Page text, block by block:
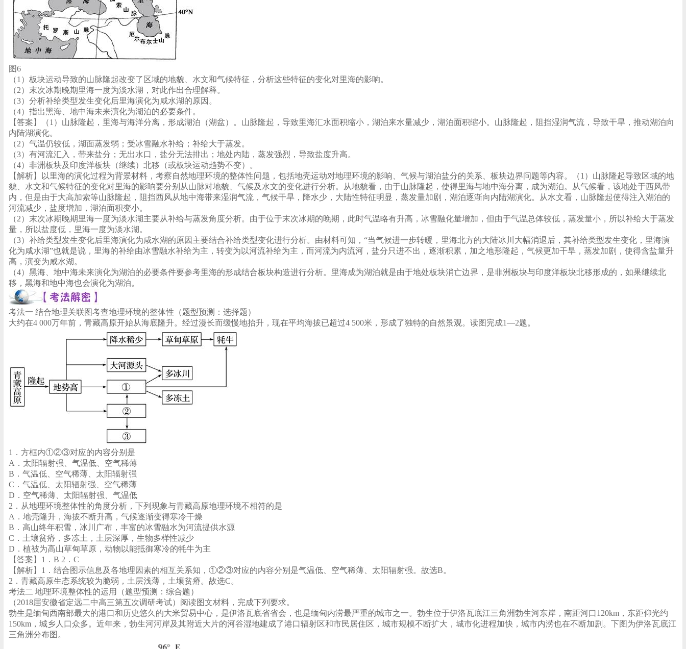
图6
（1）板块运动导致的山脉隆起改变了区域的地貌、水文和气候特征，分析这些特征的变化对里海的影响。
（2）末次冰期晚期里海一度为淡水湖，对此作出合理解释。
（3）分析补给类型发生变化后里海演化为咸水湖的原因。
（4）指出黑海、地中海未来演化为湖泊的必要条件。
【答案】（1）山脉隆起，里海与海洋分离，形成湖泊（湖盆）。山脉隆起，导致里海汇水面积缩小，湖泊来水量减少，湖泊面积缩小。山脉隆起，阻挡湿润气流，导致干旱，推动湖泊向
内陆湖演化。
（2）气温仍较低，湖面蒸发弱；受冰雪融水补给；补给大于蒸发。
（3）有河流汇入，带来盐分；无出水口，盐分无法排出；地处内陆，蒸发强烈，导致盐度升高。
（4）非洲板块及印度洋板块（继续）北移（或板块运动趋势不变）。
【解析】以里海的演化过程为背景材料，考察自然地理环境的整体性问题，包括地壳运动对地理环境的影响、气候与湖泊盐分的关系、板块边界问题等内容。（1）山脉隆起导致区域的地
貌、水文和气候特征的变化对里海的影响要分别从山脉对地貌、气候及水文的变化进行分析。从地貌看，由于山脉隆起，使得里海与地中海分离，成为湖泊。从气候看，该地处于西风带
内，但是由于大高加索等山脉隆起，阻挡西风从地中海带来湿润气流，气候干旱，降水少，大陆性特征明显，蒸发量加剧，湖泊逐渐向内陆湖演化。从水文看，山脉隆起使得注入湖泊的
河流减少，盐度增加，湖泊面积变小。
（2）末次冰期晚期里海一度为淡水湖主要从补给与蒸发角度分析。由于位于末次冰期的晚期，此时气温略有升高，冰雪融化量增加，但由于气温总体较低，蒸发量小，所以补给大于蒸发
量，所以盐度低，里海一度为淡水湖。
（3）补给类型发生变化后里海演化为咸水湖的原因主要结合补给类型变化进行分析。由材料可知，“当气候进一步转暖，里海北方的大陆冰川大幅消退后，其补给类型发生变化，里海演
化为咸水湖”也就是说，里海的补给由冰雪融水补给为主，转变为以河流补给为主，而河流为内流河，盐分只进不出，逐渐积累，加之地形隆起，气候更加干旱，蒸发加剧，使得含盐量升
高，演变为咸水湖。
（4）黑海、地中海未来演化为湖泊的必要条件要参考里海的形成结合板块构造进行分析。里海成为湖泊就是由于地处板块消亡边界，是非洲板块与印度洋板块北移形成的，如果继续北
移，黑海和地中海也会演化为湖泊。
考法一 结合地理关联图考查地理环境的整体性（题型预测：选择题）
大约在4 000万年前，青藏高原开始从海底隆升。经过漫长而缓慢地抬升，现在平均海拔已超过4 500米，形成了独特的自然景观。读图完成1—2题。
1．方框内①②③对应的内容分别是
A．太阳辐射强、气温低、空气稀薄
B．气温低、空气稀薄、太阳辐射强
C．气温低、太阳辐射强、空气稀薄
D．空气稀薄、太阳辐射强、气温低
2．从地理环境整体性的角度分析，下列现象与青藏高原地理环境不相符的是
A．地壳隆升，海拔不断升高，气候逐渐变得寒冷干燥
B．高山终年积雪，冰川广布，丰富的冰雪融水为河流提供水源
C．土壤贫瘠，多冻土，土层深厚，生物多样性减少
D．植被为高山草甸草原，动物以能抵御寒冷的牦牛为主
【答案】1．B 2．C
【解析】1．结合图示信息及各地理因素的相互关系知，①②③对应的内容分别是气温低、空气稀薄、太阳辐射强。故选B。
2．青藏高原生态系统较为脆弱，土层浅薄，土壤贫瘠。故选C。
考法二 地理环境整体性的运用（题型预测：综合题）
（2018届安徽省定远二中高三第五次调研考试）阅读图文材料，完成下列要求。
勃生是缅甸西南部最大的港口和历史悠久的大米贸易中心，是伊洛瓦底省省会，也是缅甸内涝最严重的城市之一。勃生位于伊洛瓦底江三角洲勃生河东岸，南距河口120km，东距仰光约
150km，城乡人口众多。近年来，勃生河河岸及其附近大片的河谷湿地建成了港口辐射区和市民居住区，城市规模不断扩大，城市化进程加快，城市内涝也在不断加剧。下图为伊洛瓦底江
三角洲分布图。